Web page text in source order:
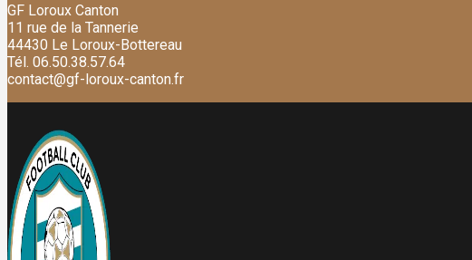
GF Loroux Canton
11 rue de la Tannerie
44430 Le Loroux-Bottereau
Tél. 06.50.38.57.64
contact@gf-loroux-canton.fr